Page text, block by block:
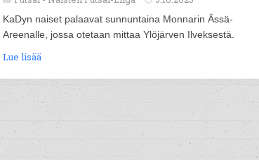
KaDyn naiset palaavat sunnuntaina Monnarin Ässä-
Areenalle, jossa otetaan mittaa Ylöjärven Ilveksestä.
Lue lisää